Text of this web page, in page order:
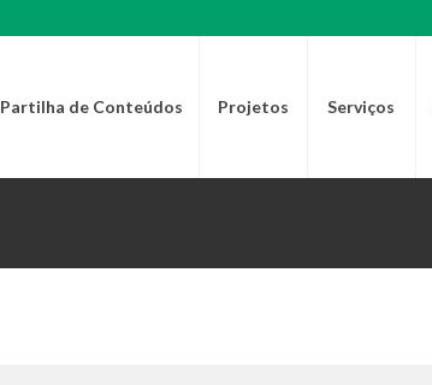
Partilha de Conteúdos Projetos Serviços